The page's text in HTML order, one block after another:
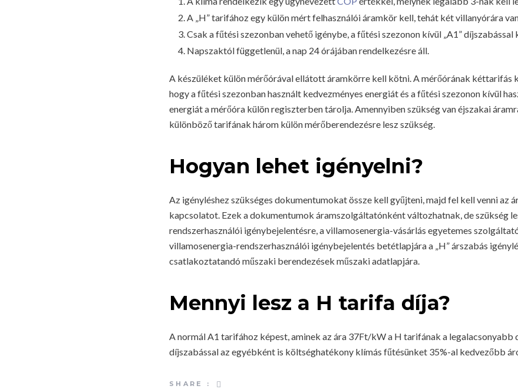
A „H” tarifához egy külön mért felhasználói áramkör kell, tehát két villanyórára
Csak a fűtési szezonban vehető igénybe, a fűtési szezonon kívül „A1” díjszabással
Napszaktól függetlenül, a nap 24 órájában rendelkezésre áll.
A készüléket külön mérőórával ellátott áramkörre kell kötni. A mérőórának kéttarifás
hogy a fűtési szezonban használt kedvezményes energiát és a fűtési szezonon kívül
energiát a mérőóra külön regiszterben tárolja. Amennyiben szükség van éjszakai
különböző tarifának három külön mérőberendezésre lesz szükség.
Hogyan lehet igényelni?
Az igényléshez szükséges dokumentumokat össze kell gyűjteni, majd fel kell venni az
kapcsolatot. Ezek a dokumentumok áramszolgáltatónként változhatnak, de szükség
rendszerhasználói igénybejelentésre, a villamosenergia-vásárlás egyetemes
villamosenergia-rendszerhasználói igénybejelentés betétlapjára a „H” árszabás
csatlakoztatandó műszaki berendezések műszaki adatlapjára.
Mennyi lesz a H tarifa díja?
A normál A1 tarifához képest, aminek az ára 37Ft/kW a H tarifának a legalacsonyabb
díjszabással az egyébként is költséghatékony klímás fűtésünket 35%-al kedvezőbb
SHARE :